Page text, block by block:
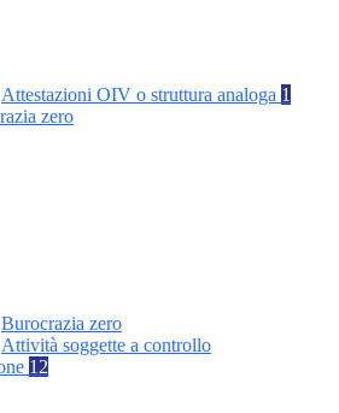
Attestazioni OIV o struttura analoga 1
zero
Burocrazia zero
Attività soggette a controllo
12